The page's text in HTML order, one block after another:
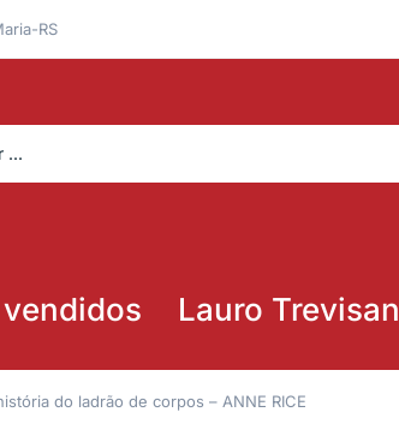
RS
Lauro Trevisan
do ladrão de corpos – ANNE RICE